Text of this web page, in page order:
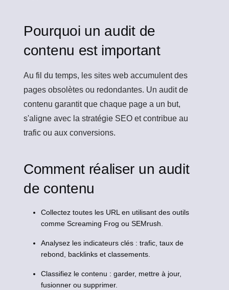
Pourquoi un audit de
contenu est important
Au fil du temps, les sites web accumulent des
pages obsolètes ou redondantes. Un audit de
contenu garantit que chaque page a un but,
s'aligne avec la stratégie SEO et contribue au
trafic ou aux conversions.
Comment réaliser un audit
de contenu
Collectez toutes les URL en utilisant des outils
comme Screaming Frog ou SEMrush.
Analysez les indicateurs clés : trafic, taux de
rebond, backlinks et classements.
Classifiez le contenu : garder, mettre à jour,
fusionner ou supprimer.